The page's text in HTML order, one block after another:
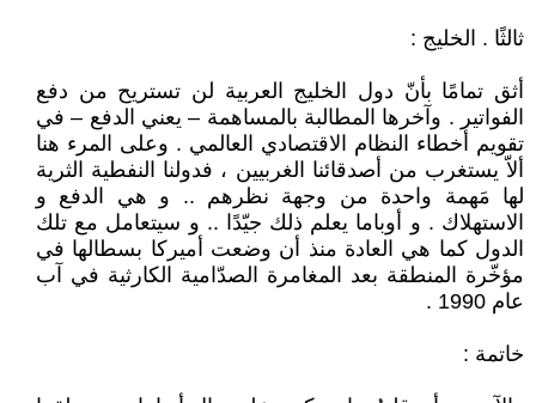
ثالثًا . الخليج :
أثق تمامًا بأنّ دول الخليج العربية لن تستريح من دفع
الفواتير . وآخرها المطالبة بالمساهمة – يعني الدفع – في
تقويم أخطاء النظام الاقتصادي العالمي . وعلى المرء هنا
ألاّ يستغرب من أصدقائنا الغربيين ، فدولنا النفطية الثرية
لها مَهمة واحدة من وجهة نظرهم .. و هي الدفع و
الاستهلاك . و أوباما يعلم ذلك جيّدًا .. و سيتعامل مع تلك
الدول كما هي العادة منذ أن وضعت أميركا بسطالها في
مؤخّرة المنطقة بعد المغامرة الصدّامية الكارثية في آب
عام 1990 .
خاتمة :